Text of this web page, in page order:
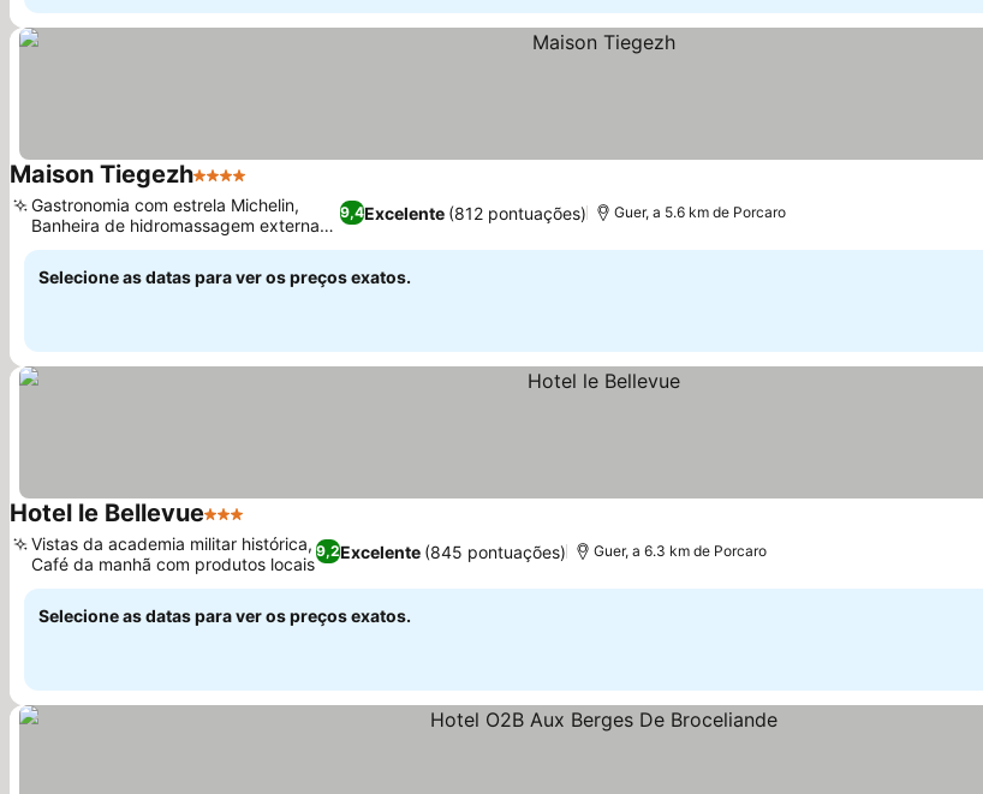
Maison Tiegezh4 Estrelas
9,4Excelente (812 pontuações)
Gastronomia com estrela Michelin,
Banheira de hidromassagem externa
no jardim
Guer, a 5.6 km de Porcaro
Selecione as datas para ver os preços exatos.
Hotel le Bellevue3 Estrelas
9,2Excelente (845 pontuações)
Vistas da academia militar histórica,
Café da manhã com produtos locais
Guer, a 6.3 km de Porcaro
Selecione as datas para ver os preços exatos.